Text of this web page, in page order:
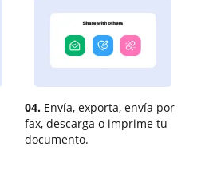
04. Envía, exporta, envía por
fax, descarga o imprime tu
documento.